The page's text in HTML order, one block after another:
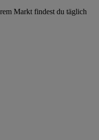
Markt findest du täglich